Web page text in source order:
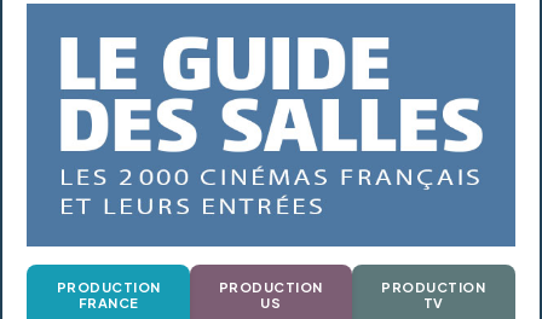
PRODUCTION
FRANCE
PRODUCTION
US
PRODUCTION
TV